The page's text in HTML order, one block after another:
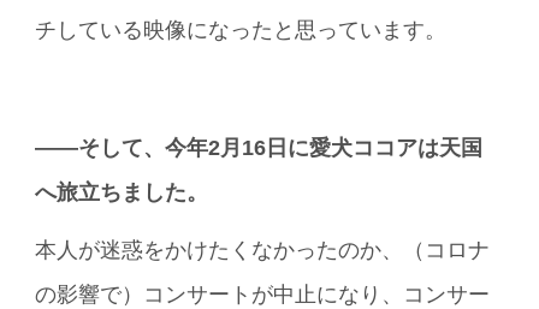
チしている映像になったと思っています。
――そして、今年2月16日に愛犬ココアは天国
へ旅立ちました。
本人が迷惑をかけたくなかったのか、（コロナ
の影響で）コンサートが中止になり、コンサー